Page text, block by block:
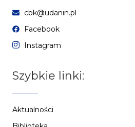
cbk@udanin.pl
Facebook
Instagram
Szybkie linki:
Aktualności